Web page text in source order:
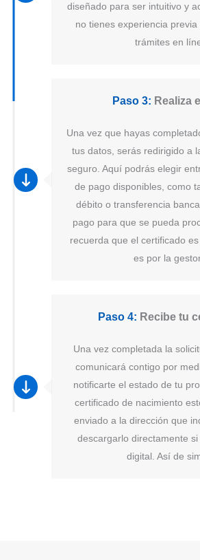
diseñado para ser intuitivo y
no tienes experiencia
trámites en
Paso 3: Realiza
Una vez que hayas
tus datos, serás redirigido a
seguro. Aquí podrás elegir
de pago disponibles, como
débito o transferencia
pago para que se pueda
recuerda que el certificado
es por la
Paso 4: Recibe tu
Una vez completada la
comunicará contigo por
notificarte el estado de tu
certificado de nacimiento
enviado a la dirección que
descargarlo directamente
digital. Así de